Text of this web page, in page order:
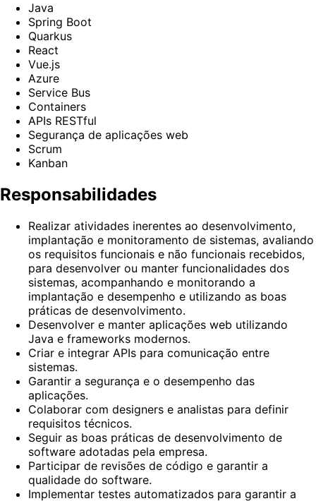
Java
Spring Boot
Quarkus
React
Vue.js
Azure
Service Bus
Containers
APIs RESTful
Segurança de aplicações web
Scrum
Kanban
Responsabilidades
Realizar atividades inerentes ao desenvolvimento,
implantação e monitoramento de sistemas, avaliando
os requisitos funcionais e não funcionais recebidos,
para desenvolver ou manter funcionalidades dos
sistemas, acompanhando e monitorando a
implantação e desempenho e utilizando as boas
práticas de desenvolvimento.
Desenvolver e manter aplicações web utilizando
Java e frameworks modernos.
Criar e integrar APIs para comunicação entre
sistemas.
Garantir a segurança e o desempenho das
aplicações.
Colaborar com designers e analistas para definir
requisitos técnicos.
Seguir as boas práticas de desenvolvimento de
software adotadas pela empresa.
Participar de revisões de código e garantir a
qualidade do software.
Implementar testes automatizados para garantir a